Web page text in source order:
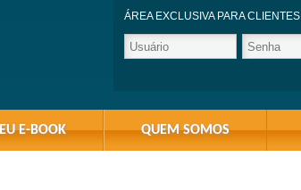
ÁREA EXCLUSIVA PARA CLIENTES
E-BOOK QUEM SOMOS